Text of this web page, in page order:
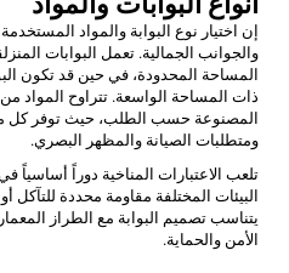
إن اختيار نوع البوابة والمواد
والجوانب الجمالية. تعمل البوابات
المساحة المحدودة، في حين قد تكون
ذات المساحة الواسعة. تتراوح المواد من
المصنوعة حسب الطلب، حيث توفر كل
ومتطلبات الصيانة والمظهر البصري.
تلعب الاعتبارات المناخية دوراً أساسياً
البيئات المختلفة مقاومة محددة
يتناسب تصميم البوابة مع الطراز
الأمن والحماية.